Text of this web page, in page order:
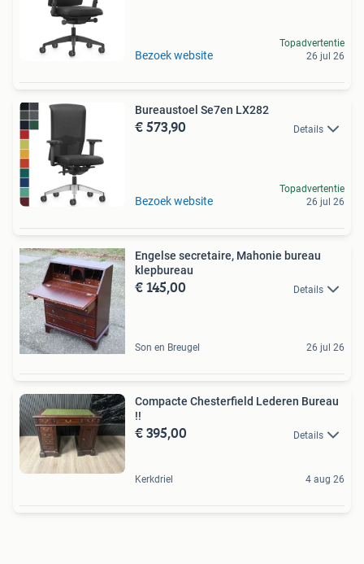
Bezoek website
Topadvertentie
26 jul 26
Bureaustoel Se7en LX282
€ 573,90 Details
Bezoek website
Topadvertentie
26 jul 26
Engelse secretaire, Mahonie bureau
klepbureau
€ 145,00 Details
Son en Breugel 26 jul 26
Compacte Chesterfield Lederen Bureau
!!
€ 395,00 Details
Kerkdriel 4 aug 26